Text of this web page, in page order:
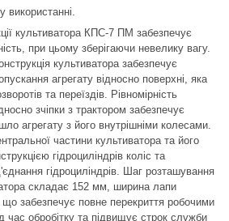
використанні.
культиватора КПС-7 ПМ забезпечує
при цьому зберігаючи невелику вагу.
культиватора забезпечує
агрегату відносно поверхні, яка
та переїздів. Рівномірність
зчіпки з трактором забезпечує
агрегату з його внутрішніми колесами.
частини культиватора та його
гідроциліндрів коліс та
гідроциліндрів. Шаг розташування
складає 152 мм, ширина лапи
забезпечує повне перекриття робочими
час обробітку та підвищує строк служби